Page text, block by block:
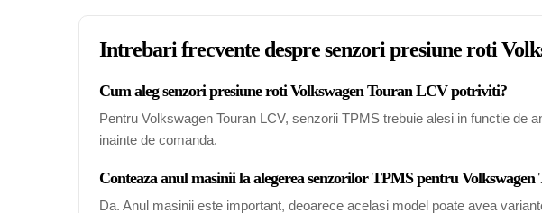
Intrebari frecvente despre senzori presiune roti
Cum aleg senzori presiune roti Volkswagen Touran LCV potriviti?
Pentru Volkswagen Touran LCV, senzorii TPMS trebuie alesi in functie
inainte de comanda.
Conteaza anul masinii la alegerea senzorilor TPMS pentru
Da. Anul masinii este important, deoarece acelasi model poate avea